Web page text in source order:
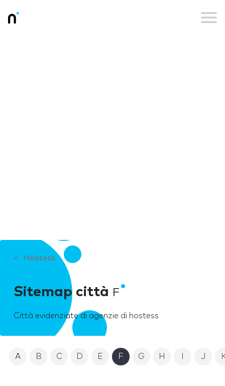
Hostess
Sitemap città F
Città evidenziate di agenzie di hostess
A B C D E F G H J